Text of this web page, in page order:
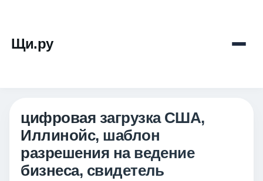
Щи.ру
цифровая загрузка США,
Иллинойс, шаблон
разрешения на ведение
бизнеса, свидетель